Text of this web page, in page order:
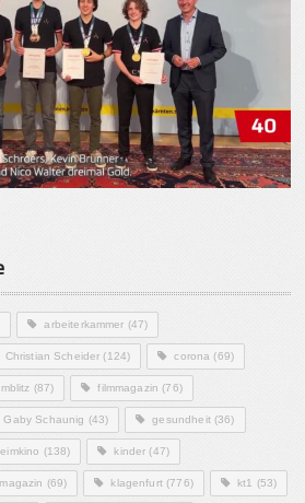
arbeiterkammer (47)
Christian Scheider (124) corona (69)
(87) filmmagazin (76)
Gaby Schaunig (43) gesundheit(36)
(138) kinder (47)
(69) klagenfurt(776) kt1 (53)